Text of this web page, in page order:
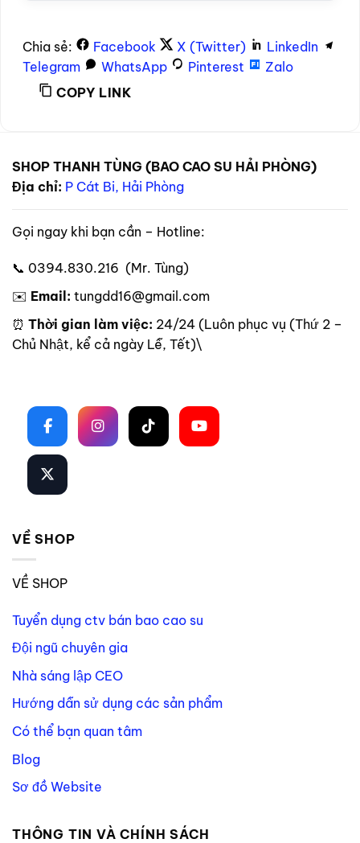
Chia sẻ: Facebook X (Twitter)
LinkedIn
Telegram
WhatsApp Pinterest
Zalo
COPY LINK
SHOP THANH TÙNG (BAO CAO SU HẢI PHÒNG)
Địa chỉ: P Cát Bi, Hải Phòng
Gọi ngay khi bạn cần – Hotline:
📞 0394.830.216 (Mr. Tùng)
✉️ Email: tungdd16@gmail.com
⏰ Thời gian làm việc: 24/24 (Luôn phục vụ (Thứ 2 –
Chủ Nhật, kể cả ngày Lễ, Tết)\
VỀ SHOP
VỀ SHOP
Tuyển dụng ctv bán bao cao su
Đội ngũ chuyên gia
Nhà sáng lập CEO
Hướng dẫn sử dụng các sản phẩm
Có thể bạn quan tâm
Blog
Sơ đồ Website
THÔNG TIN VÀ CHÍNH SÁCH